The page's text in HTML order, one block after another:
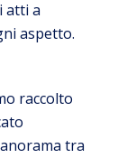
atti a
aspetto.
raccolto
tra